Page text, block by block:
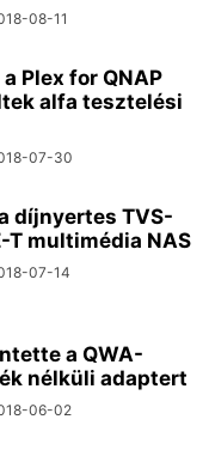
08-11
Plex for QNAP
alfa tesztelési
07-30
díjnyertes TVS-
T multimédia NAS
07-14
a QWA-
nélküli adaptert
06-02